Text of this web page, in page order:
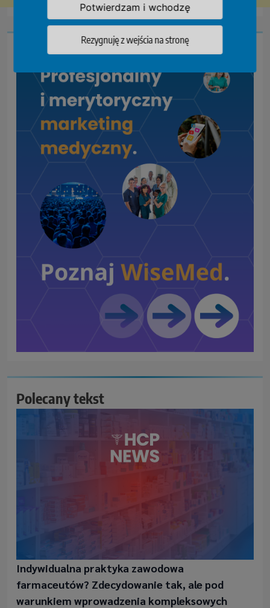
Potwierdzam i wchodzę
Rezygnuję z wejścia na stronę
Polecany tekst
Indywidualna praktyka zawodowa
farmaceutów? Zdecydowanie tak, ale pod
warunkiem wprowadzenia kompleksowych